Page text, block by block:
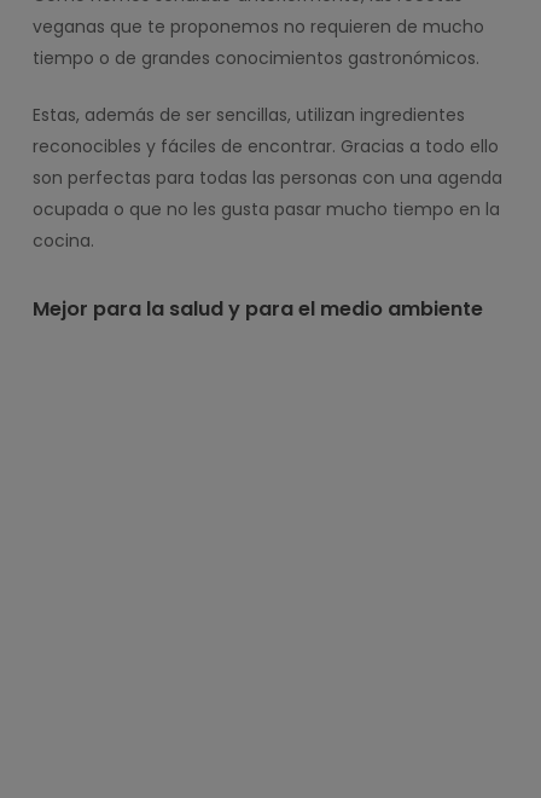
veganas que te proponemos no requieren de mucho
tiempo o de grandes conocimientos gastronómicos.
Estas, además de ser sencillas, utilizan ingredientes
reconocibles y fáciles de encontrar. Gracias a todo ello
son perfectas para todas las personas con una agenda
ocupada o que no les gusta pasar mucho tiempo en la
cocina.
Mejor para la salud y para el medio ambiente